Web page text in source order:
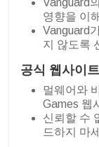
영향을 이
Vanguard
지 않도록
공식 웹사이
멀웨어와
Games 웹
신뢰할 수
드하지 마